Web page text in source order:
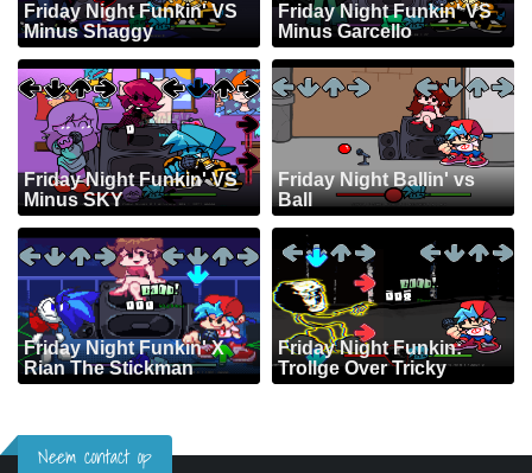
Friday Night Funkin' VS
Minus Shaggy
Friday Night Funkin' VS
Minus Garcello
Friday Night Funkin' VS
Minus SKY
Friday Night Ballin' vs
Ball
Friday Night Funkin' X
Rian The Stickman
Friday Night Funkin:
Trollge Over Tricky
Neem contact op